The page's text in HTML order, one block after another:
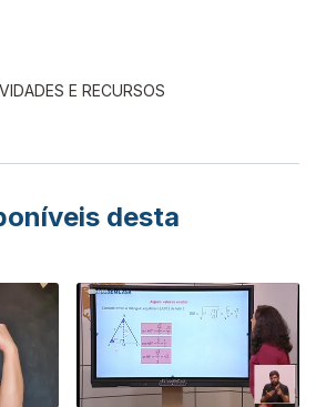
E RECURSOS
desta